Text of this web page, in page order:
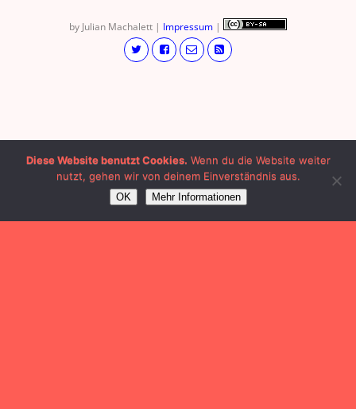
by Julian Machalett | Impressum |
Diese Website benutzt Cookies. Wenn du die Website weiter
nutzt, gehen wir von deinem Einverständnis aus.
OK Mehr Informationen